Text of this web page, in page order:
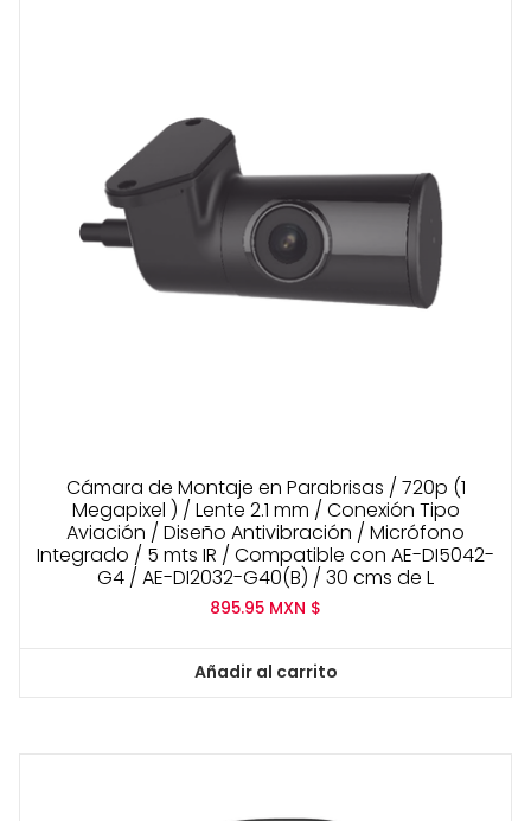
Cámara de Montaje en Parabrisas / 720p (1
Megapixel ) / Lente 2.1 mm / Conexión Tipo
Aviación / Diseño Antivibración / Micrófono
Integrado / 5 mts IR / Compatible con AE-DI5042-
G4 / AE-DI2032-G40(B) / 30 cms de L
895.95 MXN $
Añadir al carrito